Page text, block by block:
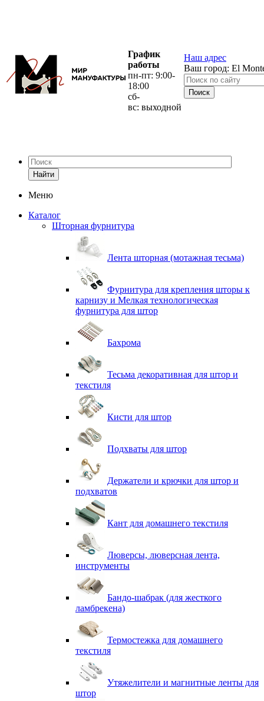
График
работы
пн-пт: 9:00-
18:00
сб-
вс: выходной
Наш адрес
Ваш город: El
Найти
Меню
Каталог
Шторная фурнитура
Лента шторная (мотажная тесьма)
Фурнитура для крепления шторы к
карнизу и Мелкая технологическая
фурнитура для штор
Бахрома
Тесьма декоративная для штор и
текстиля
Кисти для штор
Подхваты для штор
Держатели и крючки для штор и
подхватов
Кант для домашнего текстиля
Люверсы, люверсная лента,
инструменты
Бандо-шабрак (для жесткого
ламбрекена)
Термостежка для домашнего
текстиля
Утяжелители и магнитные ленты для
штор